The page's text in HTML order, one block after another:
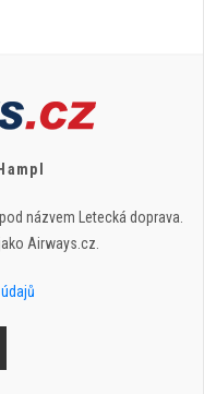
názvem Letecká doprava.
Airways.cz.